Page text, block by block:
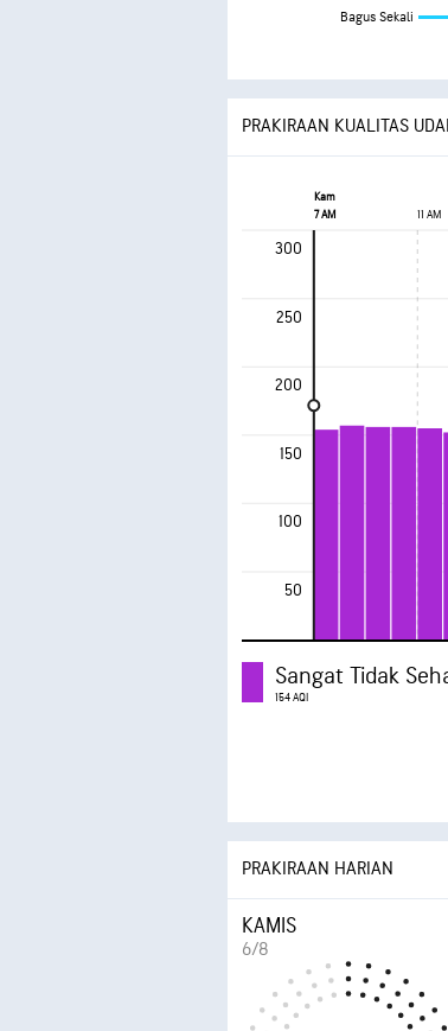
Bagus Sekali
PRAKIRAAN KUALITAS
Kam
7 AM
11 AM
300
250
200
150
100
50
Sangat Tidak
154 AQI
PRAKIRAAN HARIAN
KAMIS
6/8